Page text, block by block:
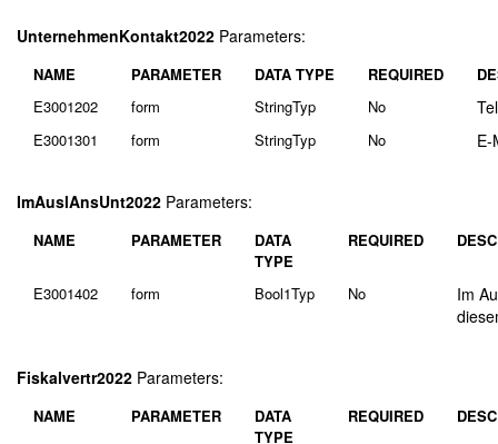
UnternehmenKontakt2022 Parameters:
NAME PARAMETER DATA TYPE REQUIRED
E3001202
form StringTyp No
E3001301 form StringTyp No E-
ImAuslAnsUnt2022 Parameters:
NAME PARAMETER
DATA
TYPE
REQUIRED
E3001402 form Bool1Typ No
Im
Fiskalvertr2022 Parameters:
NAME PARAMETER
DATA
TYPE
REQUIRED